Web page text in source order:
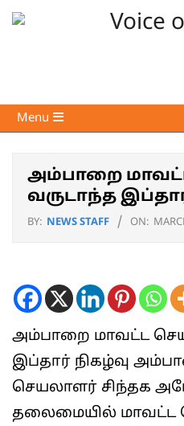
Skip
Voice
of
Primary
Navigation
Menu
அம்பாறை
வருடாந்த
BY: NEWS STAFF ON:
அம்பாறை மாவட்ட
இப்தார் நிகழ்வு
செயலாளர் சிந்தக
தலைமையில் மாவட்ட